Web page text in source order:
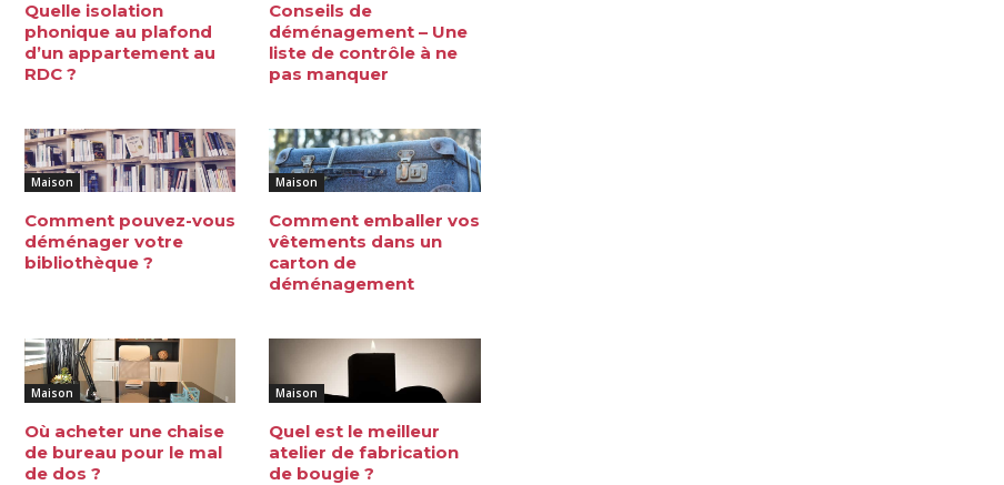
Quelle isolation
phonique au plafond
d’un appartement au
RDC ?
Conseils de
déménagement – Une
liste de contrôle à ne
pas manquer
Maison
Comment pouvez-vous
déménager votre
bibliothèque ?
Maison
Comment emballer vos
vêtements dans un
carton de
déménagement
Maison
Où acheter une chaise
de bureau pour le mal
de dos ?
Maison
Quel est le meilleur
atelier de fabrication
de bougie ?